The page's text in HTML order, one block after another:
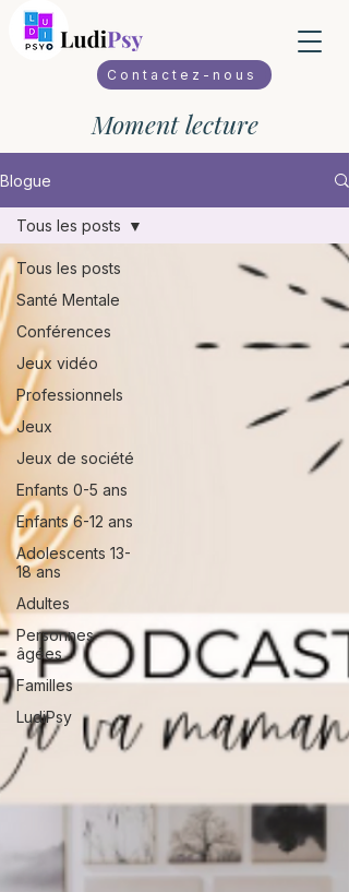
Contactez-nous
Moment lecture
Blogue
Tous les posts
Santé Mentale
Conférences
Jeux vidéo
Professionnels
Jeux
Jeux de société
Enfants 0-5 ans
Enfants 6-12 ans
Adolescents 13-
18 ans
Adultes
Personnes
âgées
Familles
LudiPsy
Tous les posts